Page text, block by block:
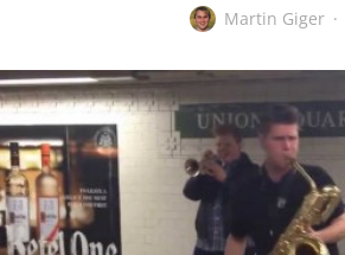
Martin Giger